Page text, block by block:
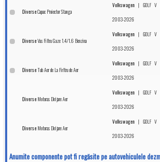
DiverseCapac Proiector Stanga
Volkswagen | GOLF V
2003-2026
DiverseVas Filtru Gaze 1.4/1.6 Benzina
Volkswagen | GOLF V
2003-2026
DiverseTub Aer de La Firltru de Aer
Volkswagen | GOLF V
2003-2026
Diverse Motoras Dirijare Aer
Volkswagen | GOLF V
2003-2026
Diverse Motoras Dirijare Aer
Volkswagen | GOLF V
2003-2026
Anumite componente pot fi regăsite pe autovehiculele